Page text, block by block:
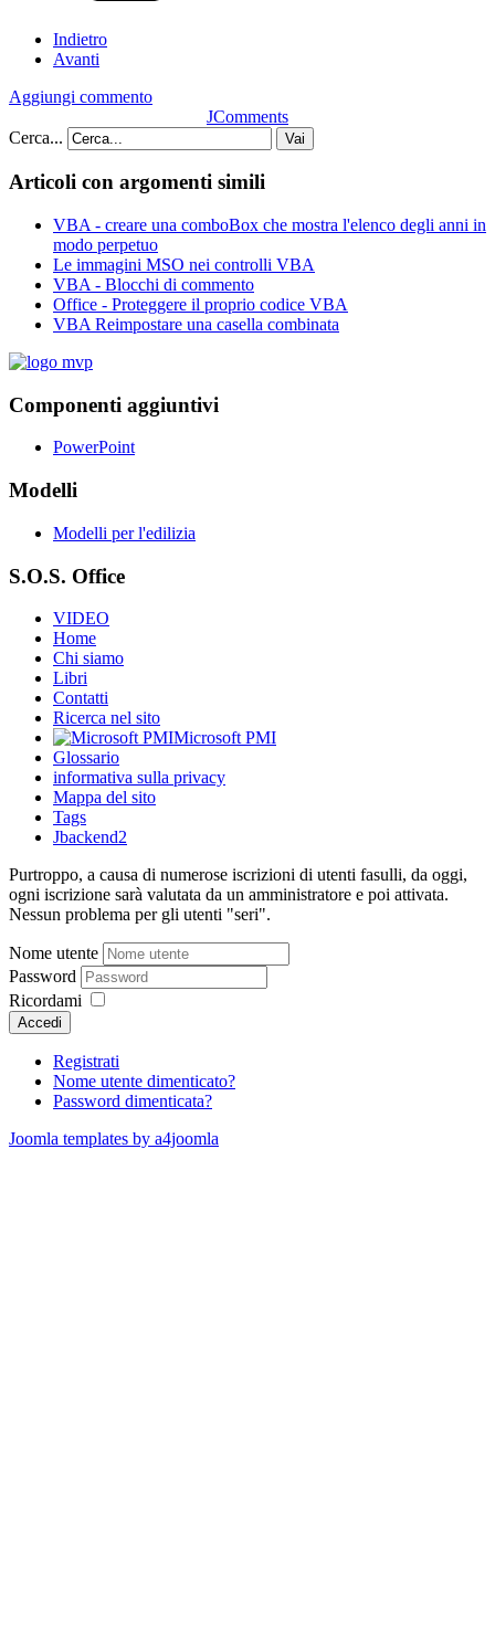
Indietro
Avanti
Aggiungi commento
JComments
Cerca...
Vai
Articoli con argomenti simili
VBA - creare una comboBox che mostra l'elenco degli anni in
modo perpetuo
Le immagini MSO nei controlli VBA
VBA - Blocchi di commento
Office - Proteggere il proprio codice VBA
VBA Reimpostare una casella combinata
Componenti aggiuntivi
PowerPoint
Modelli
Modelli per l'edilizia
S.O.S. Office
VIDEO
Home
Chi siamo
Libri
Contatti
Ricerca nel sito
Microsoft PMI
Glossario
informativa sulla privacy
Mappa del sito
Tags
Jbackend2
Purtroppo, a causa di numerose iscrizioni di utenti fasulli, da oggi,
ogni iscrizione sarà valutata da un amministratore e poi attivata.
Nessun problema per gli utenti "seri".
Nome utente
Password
Ricordami
Accedi
Registrati
Nome utente dimenticato?
Password dimenticata?
Joomla templates by a4joomla